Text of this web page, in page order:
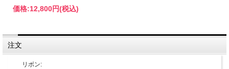
価格:12,800円(税込)
注文
リボン: